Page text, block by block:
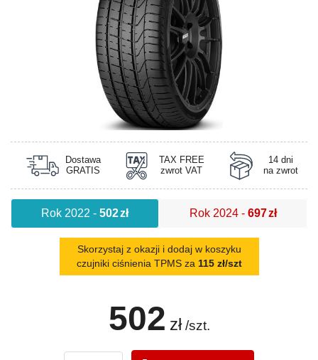
Dostawa
GRATIS
TAX FREE
zwrot VAT
14 dni
na zwrot
Rok 2022 -502zł Rok 2024 -697zł
Skorzystaj z okazji i dodaj w koszyku
czujniki ciśnienia TPMS za 115 zł/szt
502 zł /szt.